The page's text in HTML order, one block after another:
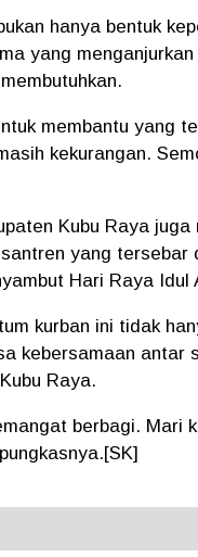
hanya bentuk
yang
membantu yang
kekurangan.
Kubu Raya
yang
Hari Raya Idul
kurban ini tidak
kebersamaan antar
Raya.
berbagi. Mari